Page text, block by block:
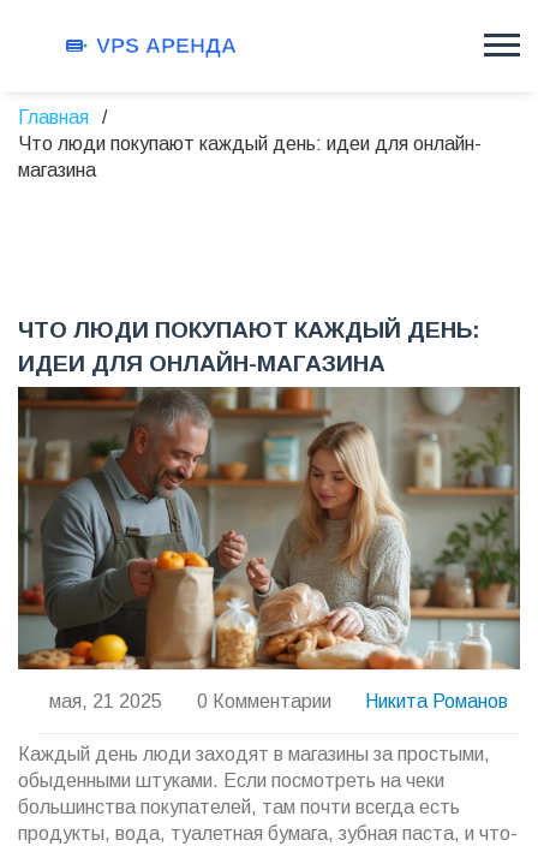
Главная
Что люди покупают каждый день: идеи для онлайн-
магазина
ЧТО ЛЮДИ ПОКУПАЮТ КАЖДЫЙ ДЕНЬ:
ИДЕИ ДЛЯ ОНЛАЙН-МАГАЗИНА
мая, 21 2025 0 Комментарии Никита Романов
Каждый день люди заходят в магазины за простыми,
обыденными штуками. Если посмотреть на чеки
большинства покупателей, там почти всегда есть
продукты, вода, туалетная бумага, зубная паста, и что-